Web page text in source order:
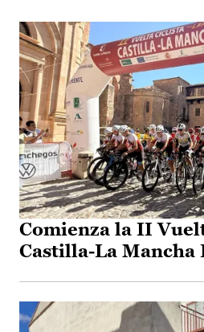
Comienza la II
Castilla-La Mancha